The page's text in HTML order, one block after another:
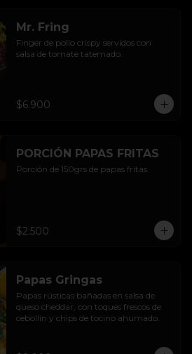
Mr. Fring
Finger de pollo crispy servidos con
salsa de tomate tatemado.
$6.900
PORCIÓN PAPAS FRITAS
Porción de 150grs de papas fritas.
$2.500
Papas Gringas
Papas rústicas bañadas en salsa de
queso cheddar, con toques frescos de
cebollín y chips de tocino ahumado.